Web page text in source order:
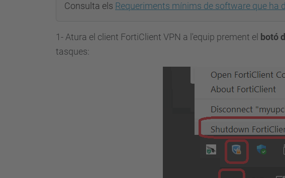
Consulta els Requeriments mínims de software que ha
1- Atura el client FortiClient VPN a l'equip prement el botó
tasques: